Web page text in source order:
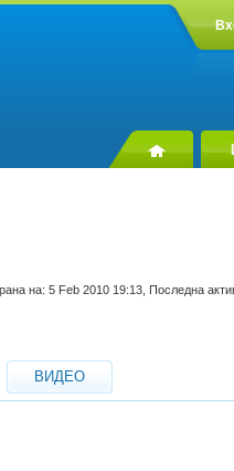
на: 5 Feb 2010 19:13, Последна
ВИДЕО